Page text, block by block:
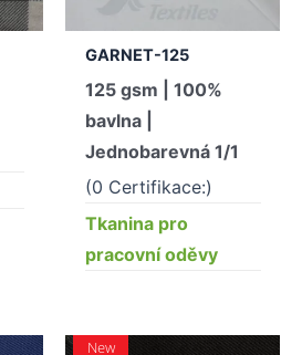
GARNET-125
125 gsm | 100%
bavlna |
Jednobarevná 1/1
(0 Certifikace:)
Tkanina pro
pracovní oděvy
New